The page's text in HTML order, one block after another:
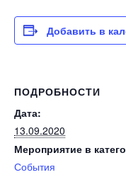
Добавить в
ПОДРОБНОСТИ
Дата:
13.09.2020
Мероприятие в
События